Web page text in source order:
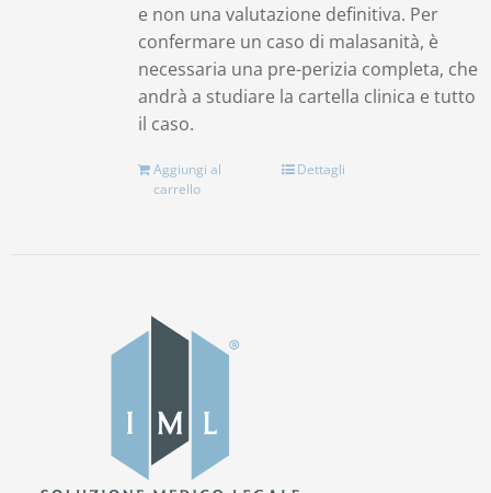
e non una valutazione definitiva. Per
confermare un caso di malasanità, è
necessaria una pre-perizia completa, che
andrà a studiare la cartella clinica e tutto
il caso.
Aggiungi al
carrello
Dettagli